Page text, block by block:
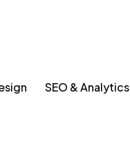
SEO & Analytics